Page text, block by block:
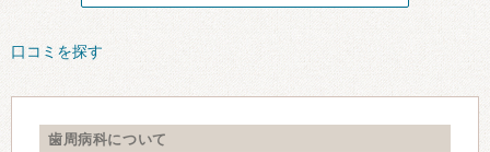
口コミを探す
歯周病科について